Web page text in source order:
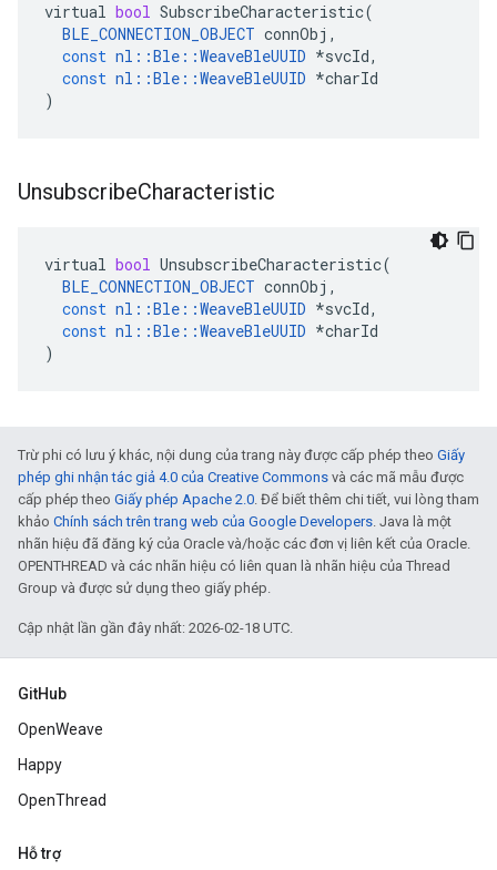
virtual bool SubscribeCharacteristic(
BLE_CONNECTION_OBJECT connObj ,
const nl ::Ble ::WeaveBleUUID *svcId,
const nl ::Ble ::WeaveBleUUID *charId
)
UnsubscribeCharacteristic
virtual bool UnsubscribeCharacteristic(
BLE_CONNECTION_OBJECT connObj ,
const nl ::Ble ::WeaveBleUUID *svcId,
const nl ::Ble ::WeaveBleUUID *charId
)
Trừ phi có lưu ý khác, nội dung của trang này được cấp phép theo Giấy
phép ghi nhận tác giả 4.0 của Creative Commons và các mã mẫu được
cấp phép theo Giấy phép Apache 2.0. Để biết thêm chi tiết, vui lòng tham
khảo Chính sách trên trang web của Google Developers. Java là một
nhãn hiệu đã đăng ký của Oracle và/hoặc các đơn vị liên kết của Oracle.
OPENTHREAD và các nhãn hiệu có liên quan là nhãn hiệu của Thread
Group và được sử dụng theo giấy phép.
Cập nhật lần gần đây nhất: 2026-02-18 UTC.
GitHub
OpenWeave
Happy
OpenThread
Hỗ trợ